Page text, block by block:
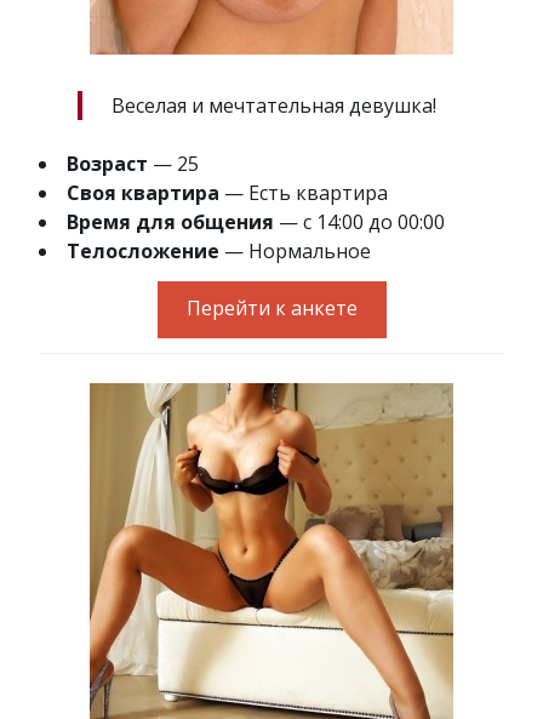
Веселая и мечтательная девушка!
Возраст — 25
Своя квартира — Есть квартира
Время для общения — с 14:00 до 00:00
Телосложение — Нормальное
Перейти к анкете